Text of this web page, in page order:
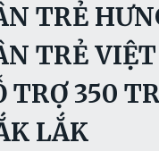
TRẺ
TRẺ
TRỢ 350
LẮK